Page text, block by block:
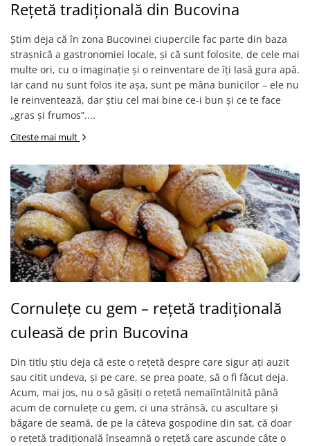
Rețetă tradițională din Bucovina
Știm deja că în zona Bucovinei ciupercile fac parte din baza
strașnică a gastronomiei locale, și că sunt folosite, de cele mai
multe ori, cu o imaginație și o reinventare de îți lasă gura apă.
Iar cand nu sunt folos ite așa, sunt pe mâna bunicilor – ele nu
le reinventează, dar știu cel mai bine ce-i bun și ce te face
„gras și frumos”....
Citeste mai mult
Cornulețe cu gem – rețetă tradițională
culeasă de prin Bucovina
Din titlu știu deja că este o rețetă despre care sigur ați auzit
sau citit undeva, și pe care, se prea poate, să o fi făcut deja.
Acum, mai jos, nu o să găsiți o rețetă nemaiîntâlnită până
acum de cornulețe cu gem, ci una strânsă, cu ascultare și
băgare de seamă, de pe la câteva gospodine din sat, că doar
o rețetă tradițională înseamnă o rețetă care ascunde câte o